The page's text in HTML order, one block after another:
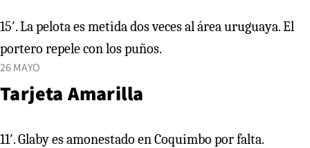
15′. La pelota es metida dos veces al área uruguaya. El
portero repele con los puños.
26 MAYO
Tarjeta Amarilla
11′. Glaby es amonestado en Coquimbo por falta.